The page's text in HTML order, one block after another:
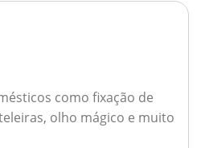
como fixação de
olho mágico e muito